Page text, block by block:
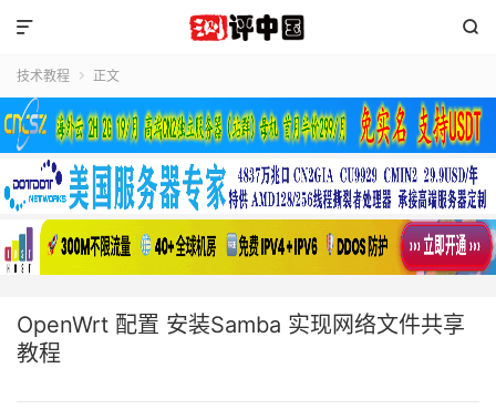


技术教程  正文
OpenWrt 配置 安装Samba 实现网络文件共享
教程